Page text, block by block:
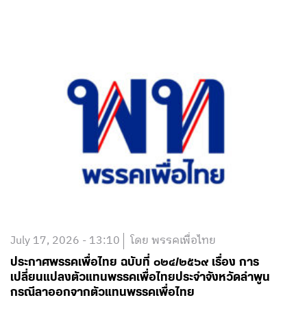
July 17, 2026 - 13:10 โดย พรรคเพื่อไทย
ประกาศพรรคเพื่อไทย ฉบับที่ ๐๒๔/๒๕๖๙ เรื่อง การ
เปลี่ยนแปลงตัวแทนพรรคเพื่อไทยประจำจังหวัดลำพูน
กรณีลาออกจากตัวแทนพรรคเพื่อไทย